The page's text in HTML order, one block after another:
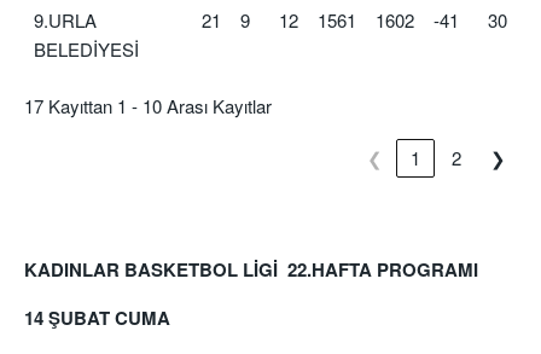
9.URLA
BELEDİYESİ
21 9 12 1561 1602 -41 30
17 Kayıttan 1 - 10 Arası Kayıtlar
❮ 1 2 ❯
KADINLAR BASKETBOL LİGİ 22.HAFTA PROGRAMI
14 ŞUBAT CUMA